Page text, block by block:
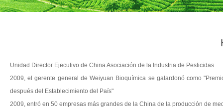
Unidad Director Ejecutivo de China Asociación de la Industria de Pesticidas
2009, el gerente general de Weiyuan Bioquímica se galardonó como
después del Establecimiento del País"
2009, entró en 50 empresas más grandes de la China de la producción de